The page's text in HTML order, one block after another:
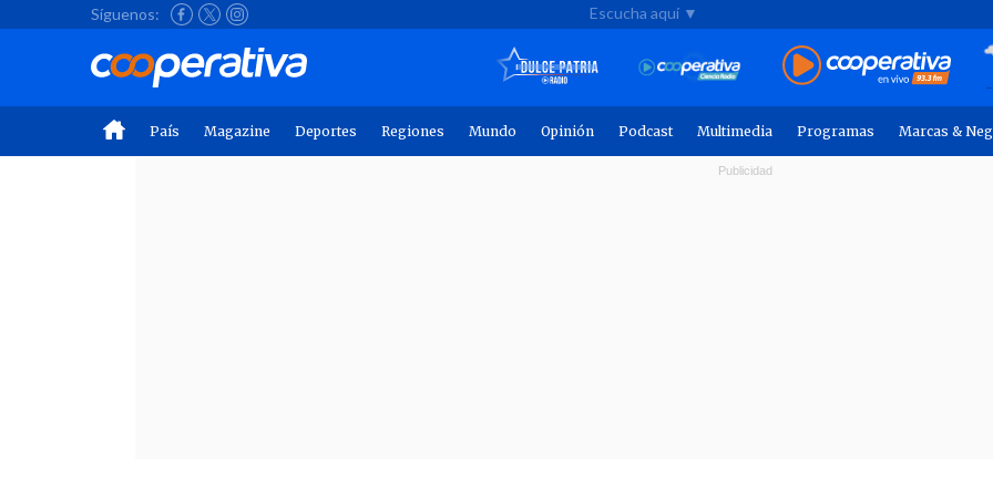
Síguenos: Escucha aquí ▼
País Magazine Deportes Regiones Mundo Opinión Podcast Multimedia Programas Marcas &